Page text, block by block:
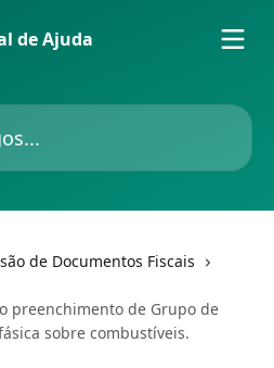
de Documentos Fiscais
preenchimento de Grupo de
sobre combustíveis.